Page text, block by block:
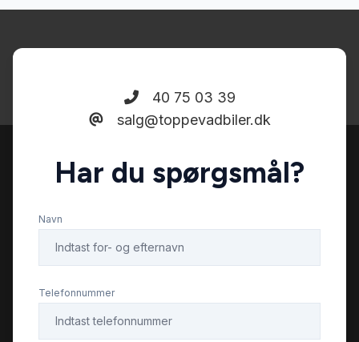
DAB radio
DAB+ radio
Digitalt cockpit
Dæktryksystem
40 75 03 39
salg@toppevadbiler.dk
Har du spørgsmål?
Navn
Telefonnummer